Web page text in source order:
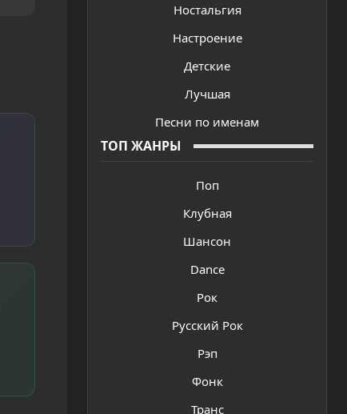
Ностальгия
Настроение
Детские
Лучшая
Песни по именам
ТОП ЖАНРЫ
Поп
Клубная
Шансон
Dance
Рок
Русский Рок
Рэп
Фонк
Транс